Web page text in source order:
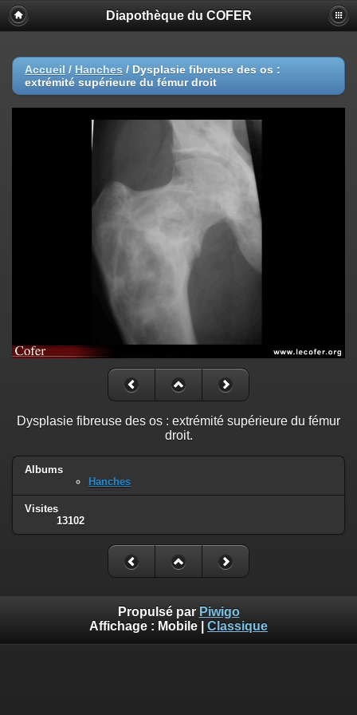
Diapothèque du COFER
Accueil / Hanches / Dysplasie fibreuse des os :
extrémité supérieure du fémur droit
Dysplasie fibreuse des os : extrémité supérieure du fémur
droit.
Albums
Hanches
Visites
13102
Propulsé par Piwigo
Affichage : Mobile Classique